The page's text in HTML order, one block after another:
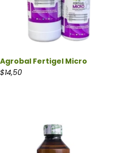
Agrobal Fertigel Micro
$14,50